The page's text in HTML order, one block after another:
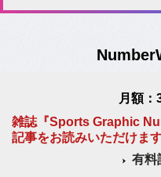
月額：
雑誌『Sports Graphic
記事をお読みいただけま
有料